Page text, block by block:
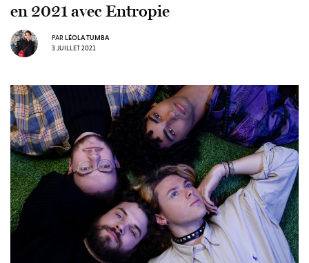
en 2021 avec Entropie
PAR LÉOLA TUMBA
3 JUILLET 2021